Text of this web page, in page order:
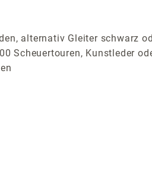
alternativ Gleiter schwarz
Kunstleder